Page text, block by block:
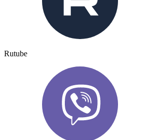
Rutube